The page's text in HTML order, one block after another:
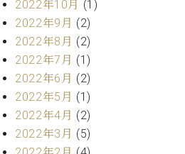
C.
ベ
ヒ
シ
ュ
タ
イ
ン
ル・
スタ
ジオ
空き
状況
動
画
録
2022年10月 (1)
2022年9月 (2)
2022年8月 (2)
2022年7月 (1)
2022年6月 (2)
2022年5月 (1)
2022年4月 (2)
2022年3月 (5)